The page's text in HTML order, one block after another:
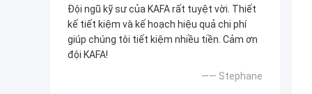
Đội ngũ kỹ sư của KAFA rất tuyệt vời. Thiết
kế tiết kiệm và kế hoạch hiệu quả chi phí
giúp chúng tôi tiết kiệm nhiều tiền. Cảm ơn
đội KAFA!
—— Stephane